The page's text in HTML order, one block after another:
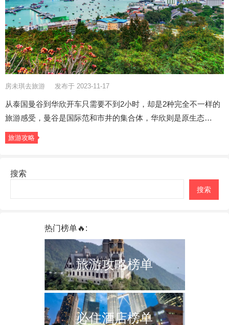
房未琪去旅游 发布于 2023-11-17
从泰国曼谷到华欣开车只需要不到2小时，却是2种完全不一样的
旅游感受，曼谷是国际范和市井的集合体，华欣则是原生态…
旅游攻略
搜索
搜索
热门榜单🔥:
旅游攻略榜单
必住酒店榜单